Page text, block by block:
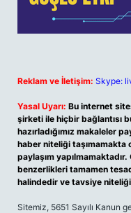
Reklam ve İletişim: Skype:
Yasal Uyarı: Bu internet
şirketi ile hiçbir bağlantısı
hazırladığımız makaleler
haber niteliği taşımamakta
paylaşım
benzerlikleri tamamen
halindedir ve tavsiye niteliği
Sitemiz, 5651 Sayılı Kanun